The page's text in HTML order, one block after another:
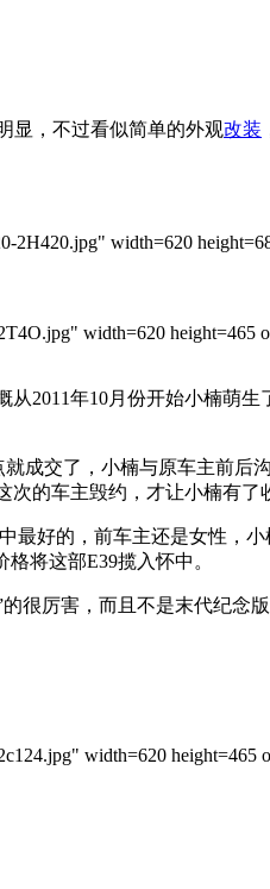
显，不过看似简单的外观改装
width=620
width=620 height=465
年10月份开始小楠萌生
成交了，小楠与原车主前
的车主毁约，才让小楠有了
最好的，前车主还是女性，
将这部E39揽入怀中。
很厉害，而且不是末代纪念
width=620 height=465